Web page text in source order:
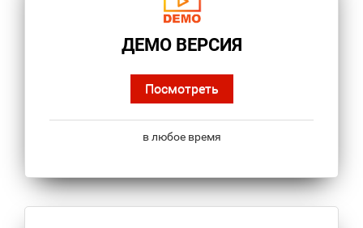
ДЕМО ВЕРСИЯ
Посмотреть
в любое время